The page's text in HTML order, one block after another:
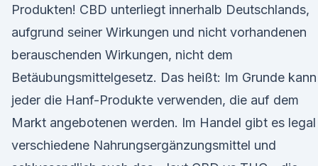
Produkten! CBD unterliegt innerhalb Deutschlands,
aufgrund seiner Wirkungen und nicht vorhandenen
berauschenden Wirkungen, nicht dem
Betäubungsmittelgesetz. Das heißt: Im Grunde kann
jeder die Hanf-Produkte verwenden, die auf dem
Markt angebotenen werden. Im Handel gibt es legal
verschiedene Nahrungsergänzungsmittel und